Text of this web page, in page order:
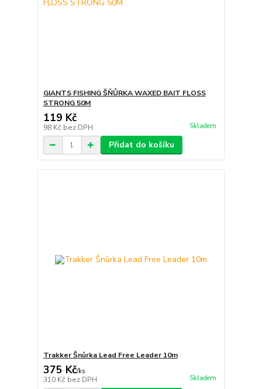
GIANTS FISHING ŠŇŮRKA WAXED BAIT FLOSS
STRONG 50M
119 Kč
98 Kč bez DPH Skladem
Přidat do košíku
Trakker Šnůrka Lead Free Leader 10m
375 Kč/ks
310 Kč bez DPH Skladem